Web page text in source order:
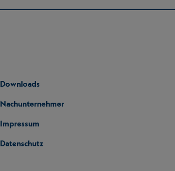
Downloads
Nachunternehmer
Impressum
Datenschutz